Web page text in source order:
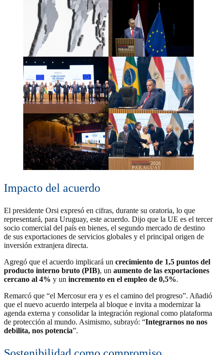
Impacto del acuerdo
El presidente Orsi expresó en cifras, durante su oratoria, lo que
representará, para Uruguay, este acuerdo. Dijo que la UE es el tercer
socio comercial del país en bienes, el segundo mercado de destino
de sus exportaciones de servicios globales y el principal origen de
inversión extranjera directa.
Agregó que el acuerdo implicará un crecimiento de 1,5 puntos del
producto interno bruto (PIB), un aumento de las exportaciones
cercano al 4% y un incremento en el empleo de 0,5%.
Remarcó que “el Mercosur era y es el camino del progreso”. Añadió
que el nuevo acuerdo interpela al bloque e invita a modernizar la
agenda externa y consolidar la integración regional como plataforma
de protección al mundo. Asimismo, subrayó: “Integrarnos no nos
debilita, nos potencia”.